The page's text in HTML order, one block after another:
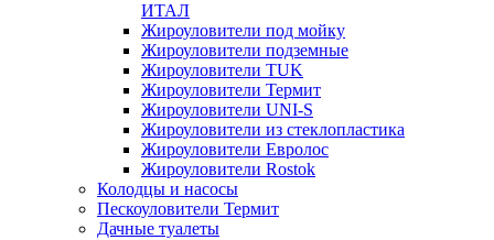
ИТАЛ
Жироуловители под мойку
Жироуловители подземные
Жироуловители TUK
Жироуловители Термит
Жироуловители UNI-S
Жироуловители из стеклопластика
Жироуловители Евролос
Жироуловители Rostok
Колодцы и насосы
Пескоуловители Термит
Дачные туалеты